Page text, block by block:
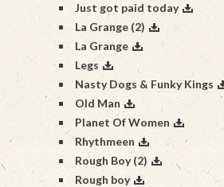
Just got paid today
La Grange (2)
La Grange
Legs
Nasty Dogs & Funky Kings
Old Man
Planet Of Women
Rhythmeen
Rough Boy (2)
Rough boy